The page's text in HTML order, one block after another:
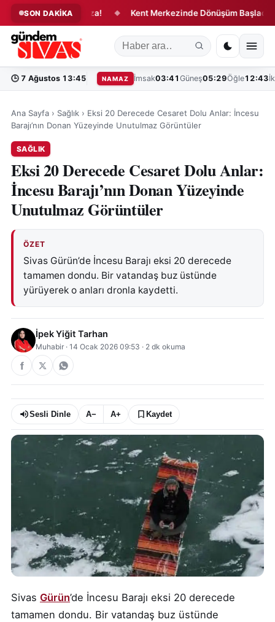
SON DAKİKA
İmza! ◆ Kent Merkezinde Dönüşüm Başladı! ◆
🕒 7 Ağustos 13:45 NAMAZ İmsak03:41 Güneş05:29Öğle12:43
Ana Sayfa › Sağlık › Eksi 20 Derecede Cesaret Dolu Anlar: İncesu
Barajı’nın Donan Yüzeyinde Unutulmaz Görüntüler
SAĞLIK
Eksi 20 Derecede Cesaret Dolu Anlar:
İncesu Barajı’nın Donan Yüzeyinde
Unutulmaz Görüntüler
ÖZET
Sivas Gürün’de İncesu Barajı eksi 20 derecede
tamamen dondu. Bir vatandaş buz üstünde
yürüyerek o anları dronla kaydetti.
İpek Yiğit Tarhan
Muhabir · 14 Ocak 2026 09:53 · 2 dk okuma
Sesli Dinle A− A+ Kaydet
Sivas Gürün’de İncesu Barajı eksi 20 derecede
tamamen dondu. Bir vatandaş buz üstünde